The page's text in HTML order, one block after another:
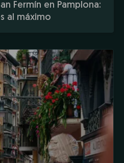
Fermín en Pamplona:
al máximo